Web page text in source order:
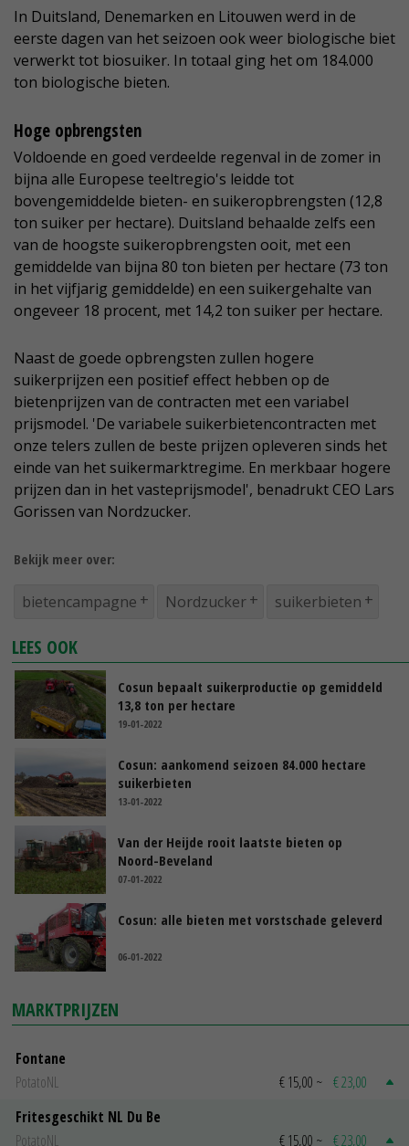
In Duitsland, Denemarken en Litouwen werd in de
eerste dagen van het seizoen ook weer biologische biet
verwerkt tot biosuiker. In totaal ging het om 184.000
ton biologische bieten.
Hoge opbrengsten
Voldoende en goed verdeelde regenval in de zomer in
bijna alle Europese teeltregio's leidde tot
bovengemiddelde bieten- en suikeropbrengsten (12,8
ton suiker per hectare). Duitsland behaalde zelfs een
van de hoogste suikeropbrengsten ooit, met een
gemiddelde van bijna 80 ton bieten per hectare (73 ton
in het vijfjarig gemiddelde) en een suikergehalte van
ongeveer 18 procent, met 14,2 ton suiker per hectare.
Naast de goede opbrengsten zullen hogere
suikerprijzen een positief effect hebben op de
bietenprijzen van de contracten met een variabel
prijsmodel. 'De variabele suikerbietencontracten met
onze telers zullen de beste prijzen opleveren sinds het
einde van het suikermarktregime. En merkbaar hogere
prijzen dan in het vasteprijsmodel', benadrukt CEO Lars
Gorissen van Nordzucker.
Bekijk meer over:
bietencampagne Nordzucker suikerbieten
LEES OOK
Cosun bepaalt suikerproductie op gemiddeld
13,8 ton per hectare
19-01-2022
Cosun: aankomend seizoen 84.000 hectare
suikerbieten
13-01-2022
Van der Heijde rooit laatste bieten op
Noord-Beveland
07-01-2022
Cosun: alle bieten met vorstschade geleverd
06-01-2022
MARKTPRIJZEN
Fontane
PotatoNL
€ 15,00 ~ € 23,00
Fritesgeschikt NL Du Be
PotatoNL
€ 15,00 ~ € 23,00